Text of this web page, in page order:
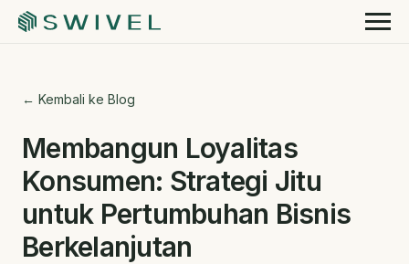
← Kembali ke Blog
Membangun Loyalitas
Konsumen: Strategi Jitu
untuk Pertumbuhan Bisnis
Berkelanjutan